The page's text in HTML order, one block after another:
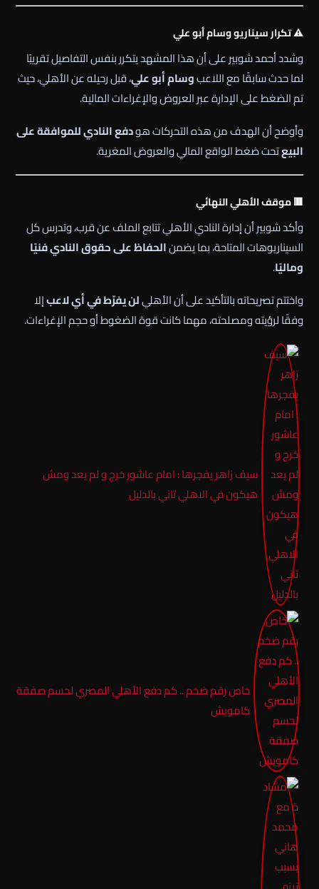
⚠️ تكرار سيناريو وسام أبو علي
وشدد أحمد شوبير على أن هذا المشهد يتكرر بنفس التفاصيل تقريبًا
لما حدث سابقًا مع اللاعبوسام أبو علي، قبل رحيله عن الأهلي، حيث
تم الضغط على الإدارة عبر العروض والإغراءات المالية.
وأوضح أن الهدف من هذه التحركات هودفع النادي للموافقة على
البيعتحت ضغط الواقع المالي والعروض المغرية.
🟥 موقف الأهلي النهائي
وأكد شوبير أن إدارة النادي الأهلي تتابع الملف عن قرب، وتدرس كل
السيناريوهات المتاحة، بما يضمنالحفاظ على حقوق النادي فنيًا
وماليًا.
واختتم تصريحاته بالتأكيد على أن الأهليلن يفرّط في أي لاعبإلا
وفقًا لرؤيته ومصلحته، مهما كانت قوة الضغوط أو حجم الإغراءات.
سيف زاهر يفجرها : امام عاشور خرج و لم يعد ومش
هيكون في الاهلي تاني بالدليل
خاص رقم ضخم .. كم دفع الأهلي المصري لحسم صفقة
كامويش